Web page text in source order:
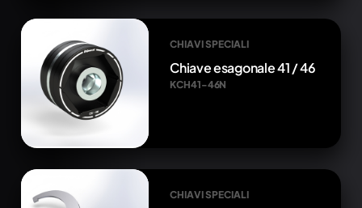
CHIAVI SPECIALI
Chiave esagonale 41 / 46
KCH41-46N
CHIAVI SPECIALI